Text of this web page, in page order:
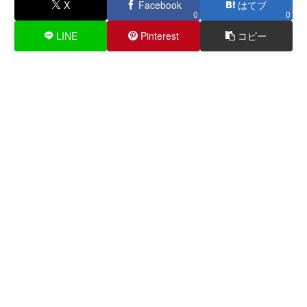
X Facebook
0
はてブ
0
LINE Pinterest コピー